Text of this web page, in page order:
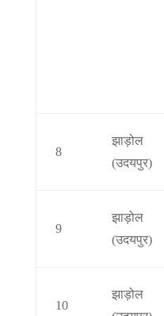
8
झाड़ोल
(उदयपुर)
9
झाड़ोल
(उदयपुर)
10
झाड़ोल